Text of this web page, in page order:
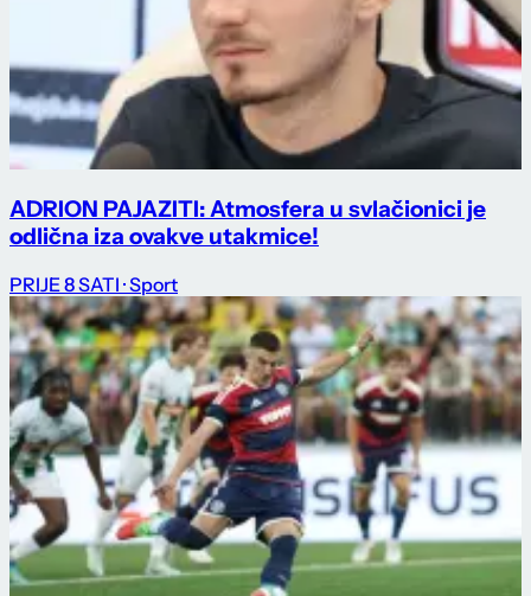
ADRION PAJAZITI: Atmosfera u svlačionici je
odlična iza ovakve utakmice!
PRIJE 8 SATI · Sport